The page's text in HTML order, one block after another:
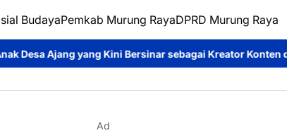
BudayaPemkab Murung RayaDPRD Murung Raya
Bersinar sebagai Kreator Konten dan Pemeran Sinetron
Ad